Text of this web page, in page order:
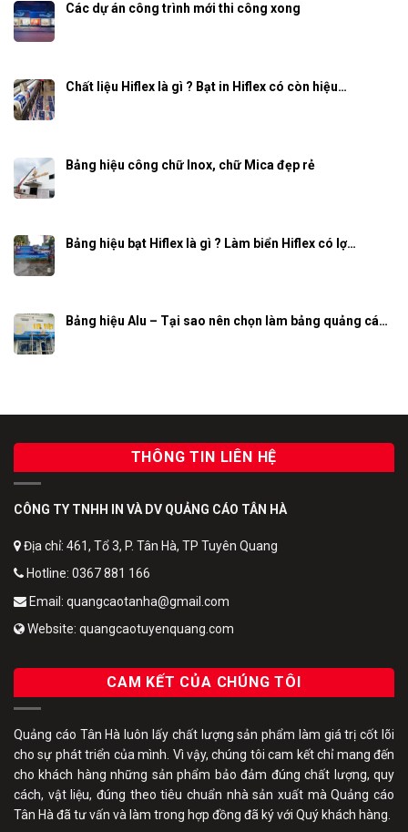
Các dự án công trình mới thi công xong
Chất liệu Hiflex là gì ? Bạt in Hiflex có còn hiệu…
Bảng hiệu công chữ Inox, chữ Mica đẹp rẻ
Bảng hiệu bạt Hiflex là gì ? Làm biển Hiflex có lợ…
Bảng hiệu Alu – Tại sao nên chọn làm bảng quảng cá…
THÔNG TIN LIÊN HỆ
CÔNG TY TNHH IN VÀ DV QUẢNG CÁO TÂN HÀ
Địa chỉ: 461, Tổ 3, P. Tân Hà, TP Tuyên Quang
Hotline: 0367 881 166
Email: quangcaotanha@gmail.com
Website: quangcaotuyenquang.com
CAM KẾT CỦA CHÚNG TÔI
Quảng cáo Tân Hà luôn lấy chất lượng sản phẩm làm giá trị cốt lõi
cho sự phát triển của mình. Vì vậy, chúng tôi cam kết chỉ mang đến
cho khách hàng những sản phẩm bảo đảm đúng chất lượng, quy
cách, vật liệu, đúng theo tiêu chuẩn nhà sản xuất mà Quảng cáo
Tân Hà đã tư vấn và làm trong hợp đồng đã ký với Quý khách hàng.